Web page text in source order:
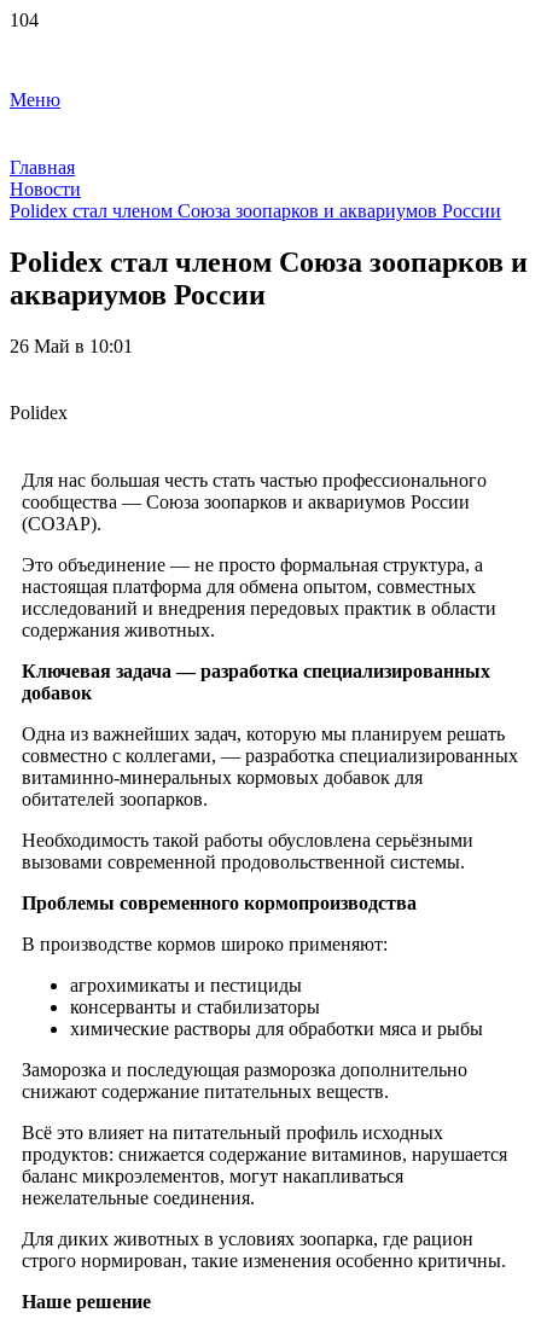
Меню
Главная
Новости
Polidex стал членом Союза зоопарков и аквариумов России
Polidex стал членом Союза зоопарков и
аквариумов России
26 Май в 10:01
Polidex
Для нас большая честь стать частью профессионального
сообщества — Союза зоопарков и аквариумов России
(СОЗАР).
Это объединение — не просто формальная структура, а
настоящая платформа для обмена опытом, совместных
исследований и внедрения передовых практик в области
содержания животных.
Ключевая задача — разработка специализированных
добавок
Одна из важнейших задач, которую мы планируем решать
совместно с коллегами, — разработка специализированных
витаминно-минеральных кормовых добавок для
обитателей зоопарков.
Необходимость такой работы обусловлена серьёзными
вызовами современной продовольственной системы.
Проблемы современного кормопроизводства
В производстве кормов широко применяют:
агрохимикаты и пестициды
консерванты и стабилизаторы
химические растворы для обработки мяса и рыбы
Заморозка и последующая разморозка дополнительно
снижают содержание питательных веществ.
Всё это влияет на питательный профиль исходных
продуктов: снижается содержание витаминов, нарушается
баланс микроэлементов, могут накапливаться
нежелательные соединения.
Для диких животных в условиях зоопарка, где рацион
строго нормирован, такие изменения особенно критичны.
Наше решение